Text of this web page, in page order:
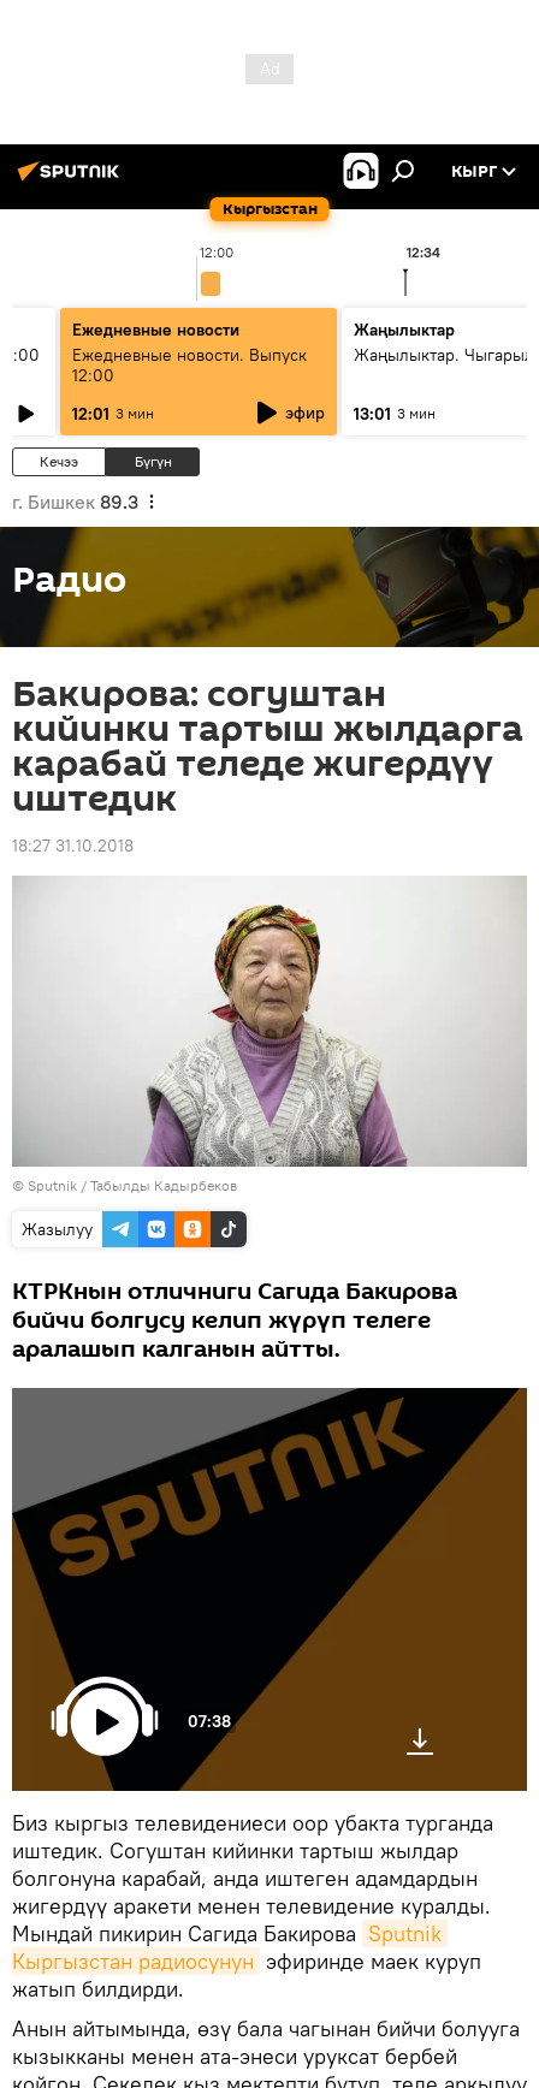
Кыргызстан
КЫРГ
12:00 12:34
Ежедневные новости
Ежедневные новости. Выпуск
12:00
12:01 3 мин эфир
Жаңылыктар
Жаңылыктар.
13:01 3 мин
Кечээ Бүгүн
г. Бишкек 89.3
Радио
Бакирова: согуштан
кийинки тартыш жылдарга
карабай теледе жигердүү
иштедик
18:27 31.10.2018
© Sputnik / Табылды Кадырбеков
Жазылуу
КТРКнын отличниги Сагида Бакирова
бийчи болгусу келип жүрүп телеге
аралашып калганын айтты.
07:38
Биз кыргыз телевидениеси оор убакта турганда
иштедик. Согуштан кийинки тартыш жылдар
болгонуна карабай, анда иштеген адамдардын
жигердүү аракети менен телевидение куралды.
Мындай пикирин Сагида Бакирова Sputnik
Кыргызстан радиосунун эфиринде маек куруп
жатып билдирди.
Анын айтымында, өзү бала чагынан бийчи болууга
кызыкканы менен ата-энеси уруксат бербей